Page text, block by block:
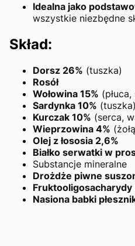
Idealna jako
wszystkie niezbędne
Skład:
Dorsz 26% (tuszka)
Rosół
Wołowina 15%
Sardynka 10% (tuszka)
Kurczak 10% (serca,
Wieprzowina 4%
Olej z łososia 2,6%
Białko serwatki w
Substancje mineralne
Drożdże piwne
Fruktooligosacharydy
Nasiona babki